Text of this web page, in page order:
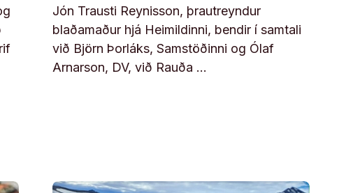
Jón Trausti Reynisson, þrautreyndur
blaðamaður hjá Heimildinni, bendir í samtali
við Björn Þorláks, Samstöðinni og Ólaf
Arnarson, DV, við Rauða …